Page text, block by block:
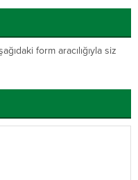
form aracılığıyla siz